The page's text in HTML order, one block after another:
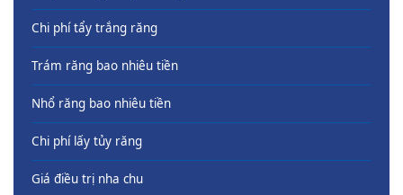
Chi phí tẩy trắng răng
Trám răng bao nhiêu tiền
Nhổ răng bao nhiêu tiền
Chi phí lấy tủy răng
Giá điều trị nha chu